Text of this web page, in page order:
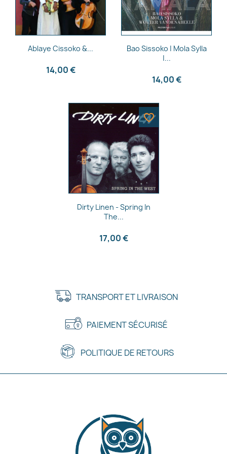
Aperçu rapide
Ablaye Cissoko &...
14,00 €
Aperçu rapide
Bao Sissoko | Mola Sylla
|...
14,00 €
Aperçu rapide
Dirty Linen - Spring In
The...
17,00 €
favorite_border
TRANSPORT ET LIVRAISON
PAIEMENT SÉCURISÉ
POLITIQUE DE RETOURS